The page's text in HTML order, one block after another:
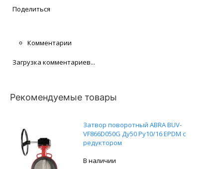
Поделиться
Комментарии
Загрузка комментариев...
Рекомендуемые товары
Затвор поворотный ABRA BUV-
VF866D050G Ду50 Ру10/16 EPDM с
редуктором
В наличии